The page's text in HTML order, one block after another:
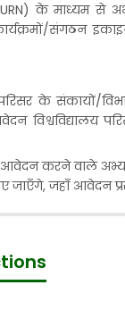
के माध्यम से
संगठन
परिसर के संकायों/
विश्वविद्यालय
आवेदन करने वाले
जहाँ आवेदन